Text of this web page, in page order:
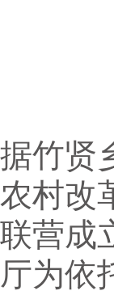
据竹贤
农村改
联营成
厅为依